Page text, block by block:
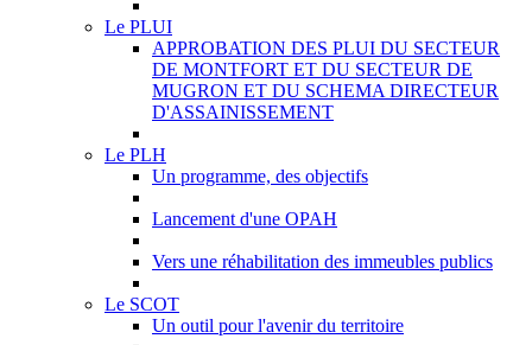
Le PLUI
APPROBATION DES PLUI DU SECTEUR
DE MONTFORT ET DU SECTEUR DE
MUGRON ET DU SCHEMA DIRECTEUR
D'ASSAINISSEMENT
Le PLH
Un programme, des objectifs
Lancement d'une OPAH
Vers une réhabilitation des immeubles publics
Le SCOT
Un outil pour l'avenir du territoire